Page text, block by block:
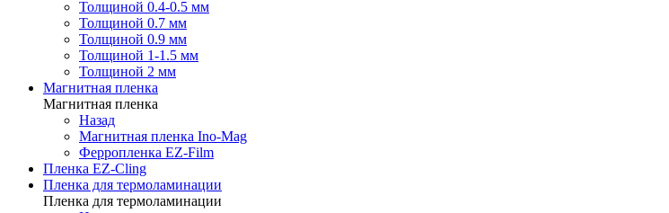
Толщиной 0.4-0.5 мм
Толщиной 0.7 мм
Толщиной 0.9 мм
Толщиной 1-1.5 мм
Толщиной 2 мм
Магнитная пленка
Магнитная пленка
Назад
Магнитная пленка Ino-Mag
Ферропленка EZ-Film
Пленка EZ-Cling
Пленка для термоламинации
Пленка для термоламинации